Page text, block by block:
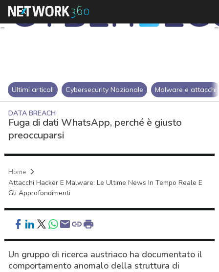
Ultimi articoli Cybersecurity Nazionale Malware e attacchi
DATA BREACH
Fuga di dati WhatsApp, perché è giusto
preoccuparsi
Home
Attacchi Hacker E Malware: Le Ultime News In Tempo Reale E
Gli Approfondimenti
Un gruppo di ricerca austriaco ha documentato il
comportamento anomalo della struttura di